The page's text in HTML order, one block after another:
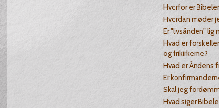
Hvorfor er
Hvordan møder
Er "livsånden" lig
Hvad er
og frikirkerne?
Hvad er Åndens
Er
Skal jeg
Hvad siger